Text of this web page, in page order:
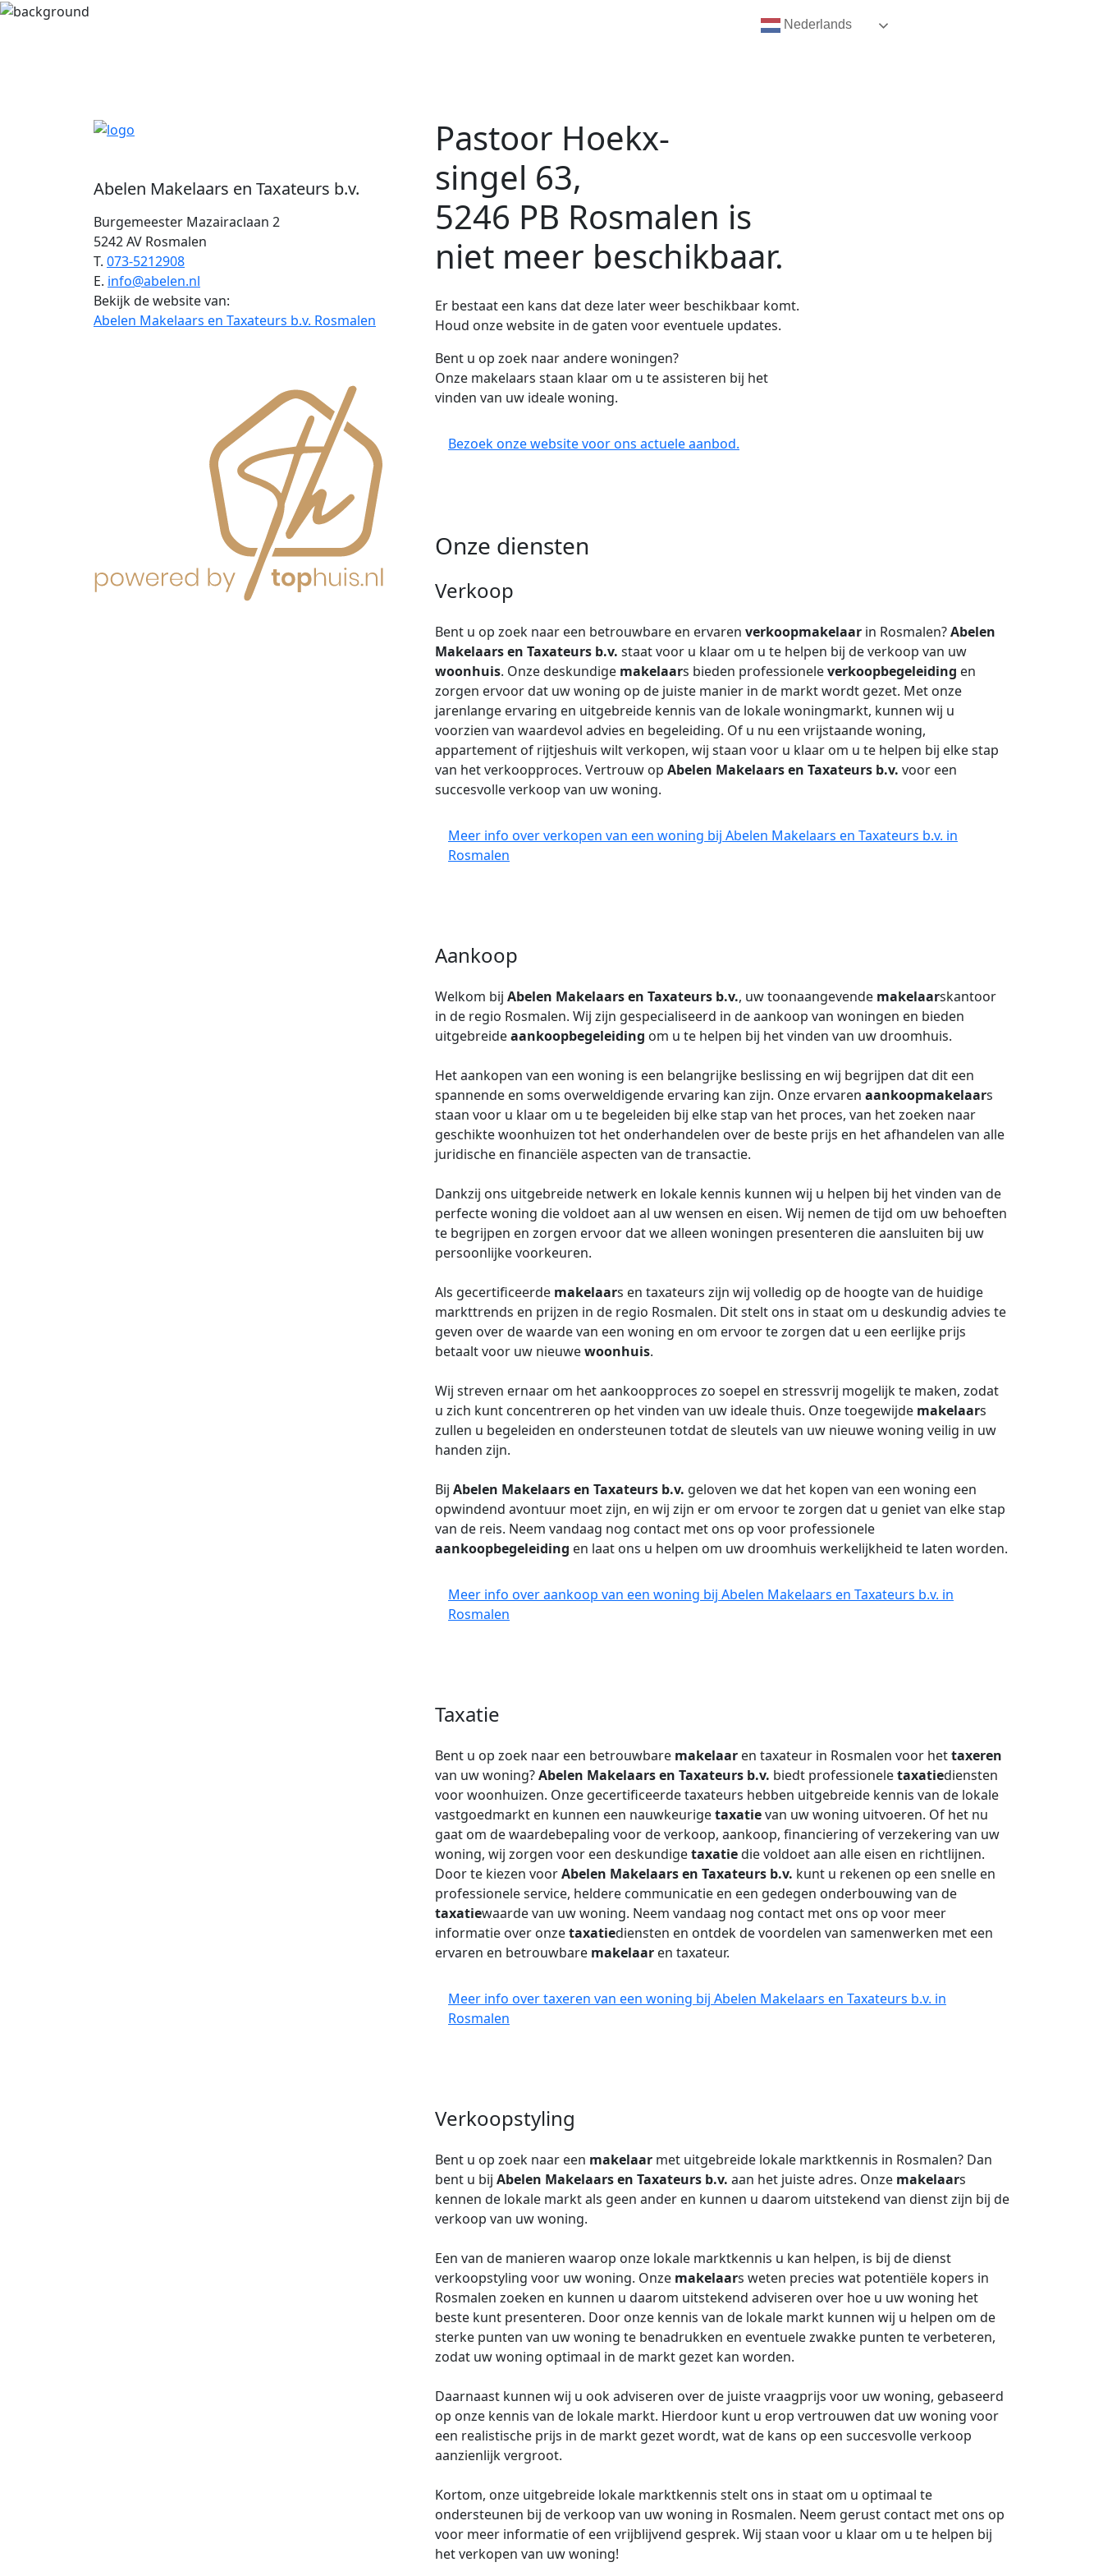
Abelen Makelaars en Taxateurs b.v.
Burgemeester Mazairaclaan 2
5242 AV Rosmalen
T. 073-5212908
E. info@abelen.nl
Bekijk de website van:
Abelen Makelaars en Taxateurs b.v. Rosmalen
Pastoor Hoekx-
singel 63,
5246 PB Rosmalen is
niet meer beschikbaar.
Er bestaat een kans dat deze later weer beschikbaar komt.
Houd onze website in de gaten voor eventuele updates.
Bent u op zoek naar andere woningen?
Onze makelaars staan klaar om u te assisteren bij het
vinden van uw ideale woning.
Bezoek onze website voor ons actuele aanbod.
Onze diensten
Verkoop
Bent u op zoek naar een betrouwbare en ervaren verkoopmakelaar in Rosmalen?Abelen
Makelaars en Taxateurs b.v. staat voor u klaar om u te helpen bij de verkoop van uw
woonhuis. Onze deskundige makelaars bieden professioneleverkoopbegeleiding en
zorgen ervoor dat uw woning op de juiste manier in de markt wordt gezet. Met onze
jarenlange ervaring en uitgebreide kennis van de lokale woningmarkt, kunnen wij u
voorzien van waardevol advies en begeleiding. Of u nu een vrijstaande woning,
appartement of rijtjeshuis wilt verkopen, wij staan voor u klaar om u te helpen bij elke stap
van het verkoopproces. Vertrouw op Abelen Makelaars en Taxateurs b.v. voor een
succesvolle verkoop van uw woning.
Meer info over verkopen van een woning bij Abelen Makelaars en Taxateurs b.v. in
Rosmalen
Aankoop
Welkom bij Abelen Makelaars en Taxateurs b.v., uw toonaangevende makelaarskantoor
in de regio Rosmalen. Wij zijn gespecialiseerd in de aankoop van woningen en bieden
uitgebreideaankoopbegeleiding om u te helpen bij het vinden van uw droomhuis.
Het aankopen van een woning is een belangrijke beslissing en wij begrijpen dat dit een
spannende en soms overweldigende ervaring kan zijn. Onze ervaren aankoopmakelaars
staan voor u klaar om u te begeleiden bij elke stap van het proces, van het zoeken naar
geschikte woonhuizen tot het onderhandelen over de beste prijs en het afhandelen van alle
juridische en financiële aspecten van de transactie.
Dankzij ons uitgebreide netwerk en lokale kennis kunnen wij u helpen bij het vinden van de
perfecte woning die voldoet aan al uw wensen en eisen. Wij nemen de tijd om uw behoeften
te begrijpen en zorgen ervoor dat we alleen woningen presenteren die aansluiten bij uw
persoonlijke voorkeuren.
Als gecertificeerde makelaars en taxateurs zijn wij volledig op de hoogte van de huidige
markttrends en prijzen in de regio Rosmalen. Dit stelt ons in staat om u deskundig advies te
geven over de waarde van een woning en om ervoor te zorgen dat u een eerlijke prijs
betaalt voor uw nieuwewoonhuis.
Wij streven ernaar om het aankoopproces zo soepel en stressvrij mogelijk te maken, zodat
u zich kunt concentreren op het vinden van uw ideale thuis. Onze toegewijde makelaars
zullen u begeleiden en ondersteunen totdat de sleutels van uw nieuwe woning veilig in uw
handen zijn.
Bij Abelen Makelaars en Taxateurs b.v. geloven we dat het kopen van een woning een
opwindend avontuur moet zijn, en wij zijn er om ervoor te zorgen dat u geniet van elke stap
van de reis. Neem vandaag nog contact met ons op voor professionele
aankoopbegeleiding en laat ons u helpen om uw droomhuis werkelijkheid te laten worden.
Meer info over aankoop van een woning bij Abelen Makelaars en Taxateurs b.v. in
Rosmalen
Taxatie
Bent u op zoek naar een betrouwbare makelaar en taxateur in Rosmalen voor hettaxeren
van uw woning?Abelen Makelaars en Taxateurs b.v. biedt professioneletaxatiediensten
voor woonhuizen. Onze gecertificeerde taxateurs hebben uitgebreide kennis van de lokale
vastgoedmarkt en kunnen een nauwkeurigetaxatievan uw woning uitvoeren. Of het nu
gaat om de waardebepaling voor de verkoop, aankoop, financiering of verzekering van uw
woning, wij zorgen voor een deskundigetaxatiedie voldoet aan alle eisen en richtlijnen.
Door te kiezen voorAbelen Makelaars en Taxateurs b.v. kunt u rekenen op een snelle en
professionele service, heldere communicatie en een gedegen onderbouwing van de
taxatiewaarde van uw woning. Neem vandaag nog contact met ons op voor meer
informatie over onzetaxatiediensten en ontdek de voordelen van samenwerken met een
ervaren en betrouwbare makelaar en taxateur.
Meer info over taxeren van een woning bij Abelen Makelaars en Taxateurs b.v. in
Rosmalen
Verkoopstyling
Bent u op zoek naar een makelaar met uitgebreide lokale marktkennis in Rosmalen? Dan
bent u bij Abelen Makelaars en Taxateurs b.v. aan het juiste adres. Onze makelaars
kennen de lokale markt als geen ander en kunnen u daarom uitstekend van dienst zijn bij de
verkoop van uw woning.
Een van de manieren waarop onze lokale marktkennis u kan helpen, is bij de dienst
verkoopstyling voor uw woning. Onze makelaars weten precies wat potentiële kopers in
Rosmalen zoeken en kunnen u daarom uitstekend adviseren over hoe u uw woning het
beste kunt presenteren. Door onze kennis van de lokale markt kunnen wij u helpen om de
sterke punten van uw woning te benadrukken en eventuele zwakke punten te verbeteren,
zodat uw woning optimaal in de markt gezet kan worden.
Daarnaast kunnen wij u ook adviseren over de juiste vraagprijs voor uw woning, gebaseerd
op onze kennis van de lokale markt. Hierdoor kunt u erop vertrouwen dat uw woning voor
een realistische prijs in de markt gezet wordt, wat de kans op een succesvolle verkoop
aanzienlijk vergroot.
Kortom, onze uitgebreide lokale marktkennis stelt ons in staat om u optimaal te
ondersteunen bij de verkoop van uw woning in Rosmalen. Neem gerust contact met ons op
voor meer informatie of een vrijblijvend gesprek. Wij staan voor u klaar om u te helpen bij
het verkopen van uw woning!
Nederlands